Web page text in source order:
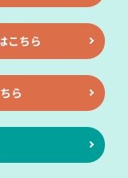
こちら
ら